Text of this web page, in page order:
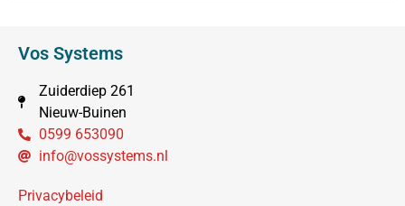
Vos Systems
Zuiderdiep 261
Nieuw-Buinen
0599 653090
info@vossystems.nl
Privacybeleid